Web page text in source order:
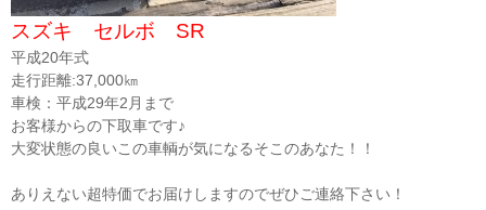
スズキ セルボ SR
平成20年式
走行距離:37,000㎞
車検：平成29年2月まで
お客様からの下取車です♪
大変状態の良いこの車輌が気になるそこのあなた！！
ありえない超特価でお届けしますのでぜひご連絡下さい！